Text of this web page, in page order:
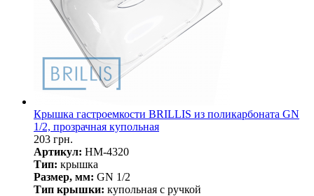
Крышка гастроемкости BRILLIS из поликарбоната GN
1/2, прозрачная купольная
203 грн.
Артикул: HM-4320
Тип: крышка
Размер, мм: GN 1/2
Тип крышки: купольная с ручкой